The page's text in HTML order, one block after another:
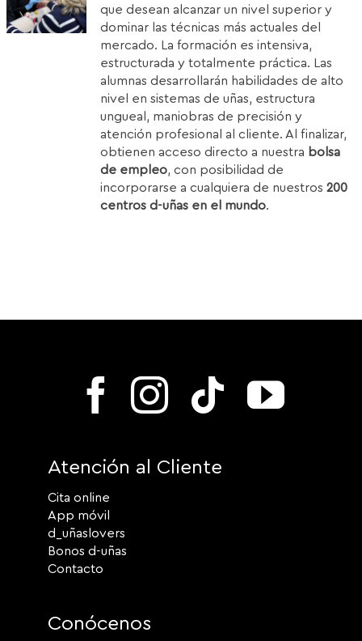
era:
1.850,00€.
es:
1.399,00€.
que desean alcanzar un nivel superior y
dominar las técnicas más actuales del
mercado. La formación es intensiva,
estructurada y totalmente práctica. Las
alumnas desarrollarán habilidades de alto
nivel en sistemas de uñas, estructura
ungueal, maniobras de precisión y
atención profesional al cliente. Al finalizar,
obtienen acceso directo a nuestra bolsa
de empleo, con posibilidad de
incorporarse a cualquiera de nuestros200
centros d-uñas en el mundo.
Atención al Cliente
Cita online
App móvil
d_uñaslovers
Bonos d-uñas
Contacto
Conócenos